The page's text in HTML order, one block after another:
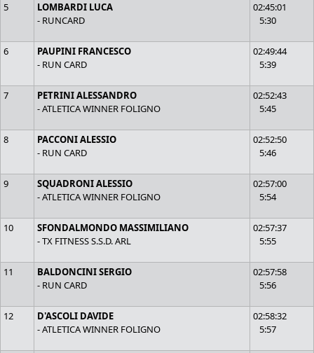
5
LOMBARDI LUCA
- RUNCARD
02:45:01
5:30
6
PAUPINI FRANCESCO
- RUN CARD
02:49:44
5:39
7
PETRINI ALESSANDRO
- ATLETICA WINNER FOLIGNO
02:52:43
5:45
8
PACCONI ALESSIO
- RUN CARD
02:52:50
5:46
9
SQUADRONI ALESSIO
- ATLETICA WINNER FOLIGNO
02:57:00
5:54
10
SFONDALMONDO MASSIMILIANO
- TX FITNESS S.S.D. ARL
02:57:37
5:55
11
BALDONCINI SERGIO
- RUN CARD
02:57:58
5:56
12
D'ASCOLI DAVIDE
- ATLETICA WINNER FOLIGNO
02:58:32
5:57